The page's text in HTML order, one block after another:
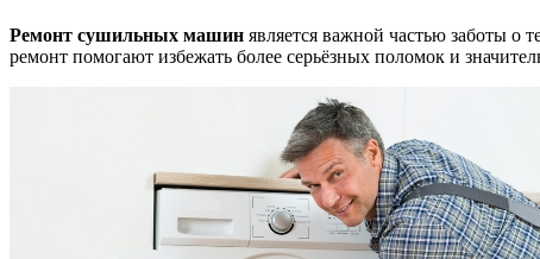
Ремонт сушильных машин является важной частью заботы о
ремонт помогают избежать более серьёзных поломок и